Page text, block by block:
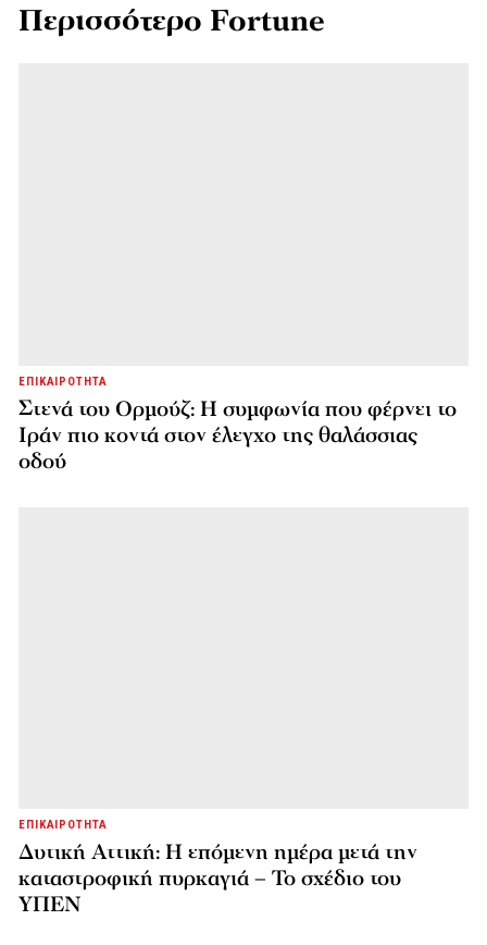
Περισσότερο Fortune
ΕΠΙΚΑΙΡΟΤΗΤΑ
Στενά του Ορμούζ: Η συμφωνία που φέρνει το
Ιράν πιο κοντά στον έλεγχο της θαλάσσιας
οδού
ΕΠΙΚΑΙΡΟΤΗΤΑ
Δυτική Αττική: Η επόμενη ημέρα μετά την
καταστροφική πυρκαγιά – Το σχέδιο του
ΥΠΕΝ